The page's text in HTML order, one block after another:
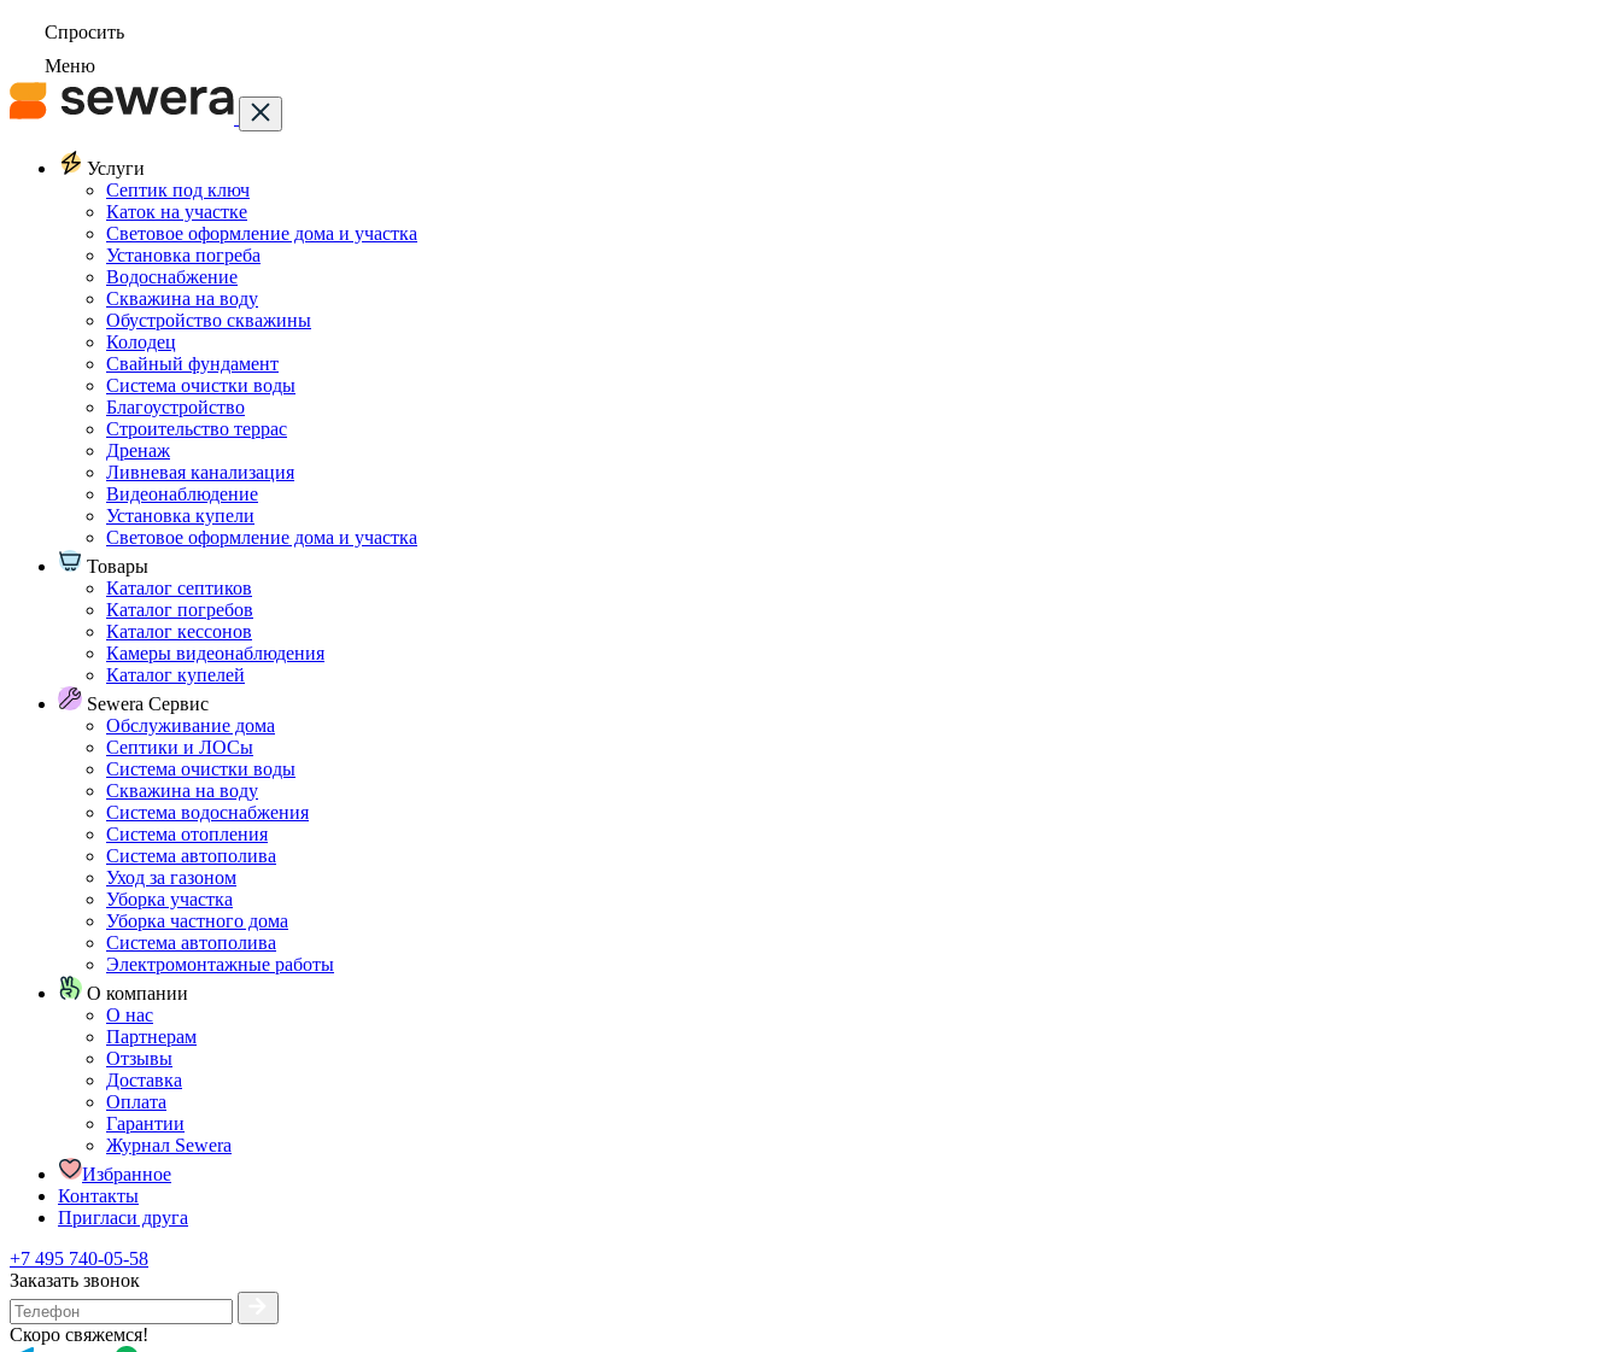
Спросить
Меню
Услуги
Септик под ключ
Каток на участке
Световое оформление дома и участка
Установка погреба
Водоснабжение
Скважина на воду
Обустройство скважины
Колодец
Свайный фундамент
Система очистки воды
Благоустройство
Строительство террас
Дренаж
Ливневая канализация
Видеонаблюдение
Установка купели
Световое оформление дома и участка
Товары
Каталог септиков
Каталог погребов
Каталог кессонов
Камеры видеонаблюдения
Каталог купелей
Sewera Сервис
Обслуживание дома
Септики и ЛОСы
Система очистки воды
Скважина на воду
Система водоснабжения
Система отопления
Система автополива
Уход за газоном
Уборка участка
Уборка частного дома
Система автополива
Электромонтажные работы
О компании
О нас
Партнерам
Отзывы
Доставка
Оплата
Гарантии
Журнал Sewera
Избранное
Контакты
Пригласи друга
+7 495 740-05-58
Заказать звонок
Скоро свяжемся!